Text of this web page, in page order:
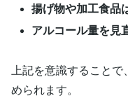
揚げ物や加工食品
アルコール量を見
上記を意識すること
められます。